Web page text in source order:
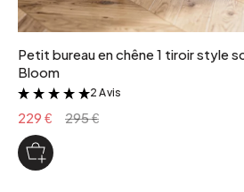
Petit bureau en chêne 1 tiroir style
Bloom
&
2 Avis
229 € 295 €